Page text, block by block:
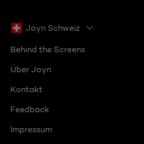
Joyn Schweiz
Behind the Screens
Über Joyn
Kontakt
Feedback
Impressum